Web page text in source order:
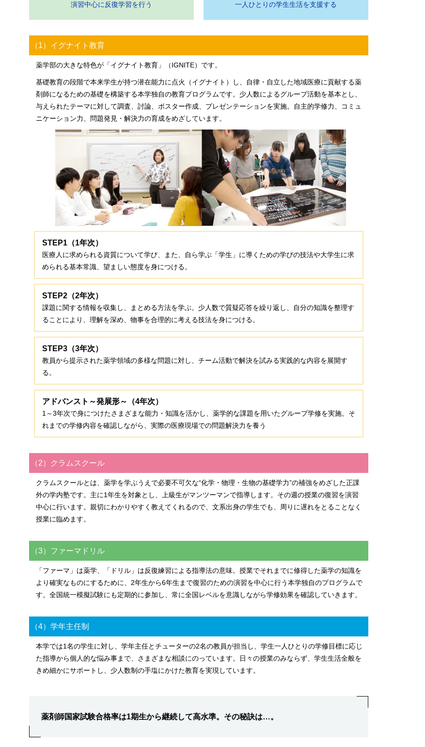
演習中心に反復学習を行う
一人ひとりの学生生活を支援する
（1）イグナイト教育
薬学部の大きな特色が「イグナイト教育」（IGNITE）です。
基礎教育の段階で本来学生が持つ潜在能力に点火（イグナイト）し、自律・自立した地域医療に貢献する薬
剤師になるための基礎を構築する本学独自の教育プログラムです。少人数によるグループ活動を基本とし、
与えられたテーマに対して調査、討論、ポスター作成、プレゼンテーションを実施。自主的学修力、コミュ
ニケーション力、問題発見・解決力の育成をめざしています。
STEP1（1年次）
医療人に求められる資質について学び、また、自ら学ぶ「学生」に導くための学びの技法や大学生に求
められる基本常識、望ましい態度を身につける。
STEP2（2年次）
課題に関する情報を収集し、まとめる方法を学ぶ。少人数で質疑応答を繰り返し、自分の知識を整理す
ることにより、理解を深め、物事を合理的に考える技法を身につける。
STEP3（3年次）
教員から提示された薬学領域の多様な問題に対し、チーム活動で解決を試みる実践的な内容を展開す
る。
アドバンスト～発展形～（4年次）
1～3年次で身につけたさまざまな能力・知識を活かし、薬学的な課題を用いたグループ学修を実施。そ
れまでの学修内容を確認しながら、実際の医療現場での問題解決力を養う
（2）クラムスクール
クラムスクールとは、薬学を学ぶうえで必要不可欠な“化学・物理・生物の基礎学力”の補強をめざした正課
外の学内塾です。主に1年生を対象とし、上級生がマンツーマンで指導します。その週の授業の復習を演習
中心に行います。親切にわかりやすく教えてくれるので、文系出身の学生でも、周りに遅れをとることなく
授業に臨めます。
（3）ファーマドリル
「ファーマ」は薬学、「ドリル」は反復練習による指導法の意味。授業でそれまでに修得した薬学の知識を
より確実なものにするために、2年生から6年生まで復習のための演習を中心に行う本学独自のプログラムで
す。全国統一模擬試験にも定期的に参加し、常に全国レベルを意識しながら学修効果を確認していきます。
（4）学年主任制
本学では1名の学生に対し、学年主任とチューターの2名の教員が担当し、学生一人ひとりの学修目標に応じ
た指導から個人的な悩み事まで、さまざまな相談にのっています。日々の授業のみならず、学生生活全般を
きめ細かにサポートし、少人数制の手塩にかけた教育を実現しています。
薬剤師国家試験合格率は1期生から継続して高水準。その秘訣は…。